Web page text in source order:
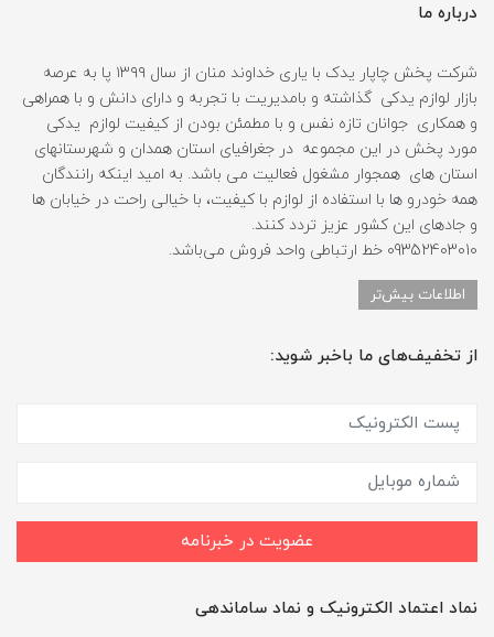
درباره ما
شرکت پخش چاپار یدک با یاری خداوند منان از سال ۱۳۹۹ پا به عرصه
بازار لوازم یدکی گذاشته و بامدیریت با تجربه و دارای دانش و با همراهی
و همکاری جوانان تازه نفس و با مطمئن بودن از کیفیت لوازم یدکی
مورد پخش در این مجموعه در جغرافیای استان همدان و شهرستانهای
استان های همجوار مشغول فعالیت می باشد. به امید اینکه رانندگان
همه خودرو ها با استفاده از لوازم با کیفیت، با خیالی راحت در خیابان ها
و جادهای این کشور عزیز تردد کنند.
09352403010 خط ارتباطی واحد فروش می‌باشد.
اطلاعات بیش‌تر
از تخفیف‌های ما باخبر شوید:
عضویت در خبرنامه
نماد اعتماد الکترونیک و نماد ساماندهی